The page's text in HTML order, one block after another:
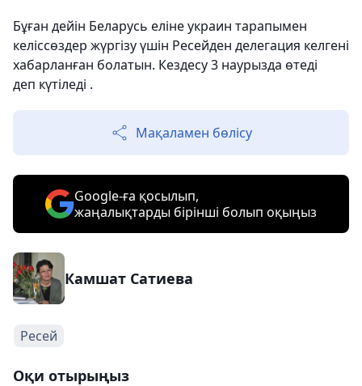
Бұған дейін Беларусь еліне украин тарапымен
келіссөздер жүргізу үшін Ресейден делегация келгені
хабарланған болатын. Кездесу 3 наурызда өтеді
деп күтіледі .
Мақаламен бөлісу
Google-ға қосылып,
жаңалықтарды бірінші болып оқыңыз
Камшат Сатиева
Ресей
Оқи отырыңыз